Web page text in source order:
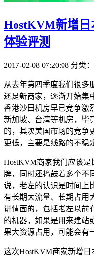
HostKVM新增日
体验评测
2017-02-08 07:20:08 分类：
从去年第四季度我们很多
还是新商家，逐渐开始集
香港沙田机房早已竞争激
新加坡、台湾等机房，毕
的，其次美国市场的竞争
更低，主要是线路的不稳
HostKVM商家我们应该
牌，同时还捣鼓着多个不
说，老左的认识是时间上
有长期大流量、长期占用
讲情面的，包括老左以前
的机器，如果是用来建站
果大资源占用，可能会有
这次HostKVM商家新增日